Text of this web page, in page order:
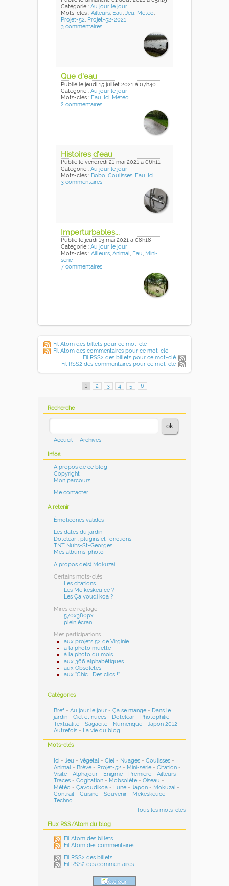
Catégorie : Au jour le jour
Mots-clés : Ailleurs, Eau, Jeu, Météo,
Projet-52, Projet-52-2021
3 commentaires
Que d'eau
Publié le jeudi 15 juillet 2021 à 07h40
Catégorie : Au jour le jour
Mots-clés : Eau, Ici, Météo
2 commentaires
Histoires d'eau
Publié le vendredi 21 mai 2021 à 06h11
Catégorie : Au jour le jour
Mots-clés : Bobo, Coulisses, Eau, Ici
3 commentaires
Imperturbables...
Publié le jeudi 13 mai 2021 à 08h18
Catégorie : Au jour le jour
Mots-clés : Ailleurs, Animal, Eau, Mini-
série
7 commentaires
Fil Atom des billets pour ce mot-clé
Fil Atom des commentaires pour ce mot-clé
Fil RSS2 des billets pour ce mot-clé
Fil RSS2 des commentaires pour ce mot-clé
1 2 3 4 5 6
Recherche
Accueil - Archives
Infos
A propos de ce blog
Copyright
Mon parcours
Me contacter
A retenir
Émoticônes valides
Les dates du jardin
Dotclear : plugins et fonctions
TNT Nuits-St-Georges
Mes albums-photo
A propos de(s) Mokuzai
Certains mots-clés
Les citations
Les Mé késkeu cé ?
Les Ça voudi koa ?
Mires de réglage
570x380px
plein écran
Mes participations...
aux projets 52 de Virginie
à la photo muette
à la photo du mois
aux 366 alphabétiques
aux Obsolètes
aux "Chic ! Des clics !"
Catégories
Bref -Au jour le jour -Ça se mange - Dans le
jardin -Ciel et nuées - Dotclear - Photophilie -
Textualité -Sagacité - Numérique -Japon 2012 -
Autrefois - La vie du blog.
Mots-clés
Ici -Jeu -Végétal -Ciel - Nuages -Coulisses -
Animal - Brève - Projet-52 - Mini-série -Citation -
Visite -Alphajour - Enigme - Première -Ailleurs -
Traces -Cogitation - Mobsolète -Oiseau -
Météo -Çavoudikoa - Lune -Japon - Mokuzai -
Contrail -Cuisine -Souvenir - Mékeskeucé -
Techno...
Tous les mots-clés
Flux RSS/Atom du blog
Fil Atom des billets
Fil Atom des commentaires
Fil RSS2 des billets
Fil RSS2 des commentaires